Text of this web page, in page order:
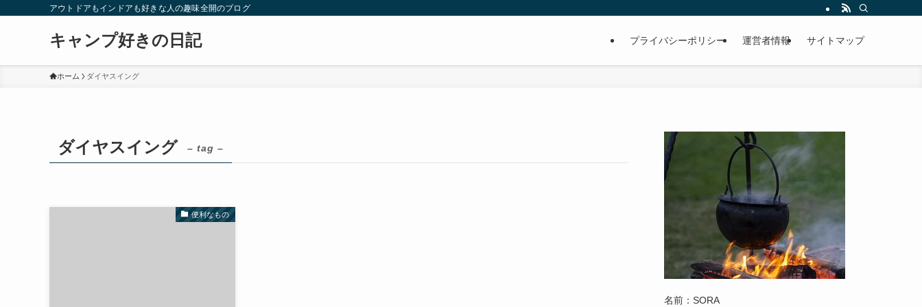
アウトドアもインドアも好きな人の趣味全開のブログ
キャンプ好きの日記 プライバシーポリシー 運営者情報 サイトマップ
ホーム ダイヤスイング
ダイヤスイング – tag –
便利なもの
名前：SORA